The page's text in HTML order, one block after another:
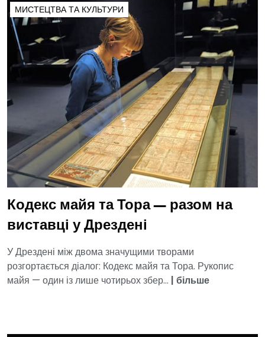
МИСТЕЦТВА ТА КУЛЬТУРИ
Кодекс майя та Тора — разом на
виставці у Дрездені
У Дрездені між двома значущими творами
розгортається діалог: Кодекс майя та Тора. Рукопис
майя — один із лише чотирьох збер... | більше